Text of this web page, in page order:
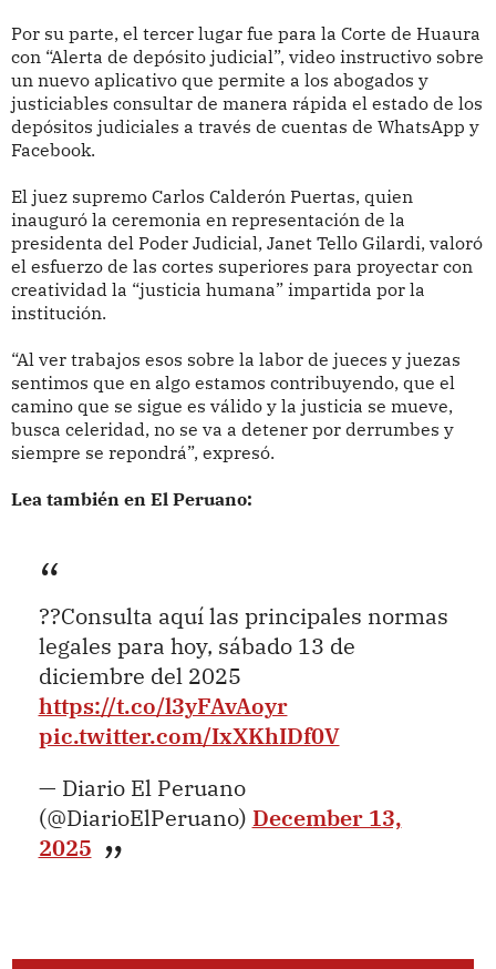
Por su parte, el tercer lugar fue para la Corte de Huaura
con “Alerta de depósito judicial”, video instructivo sobre
un nuevo aplicativo que permite a los abogados y
justiciables consultar de manera rápida el estado de los
depósitos judiciales a través de cuentas de WhatsApp y
Facebook.
El juez supremo Carlos Calderón Puertas, quien
inauguró la ceremonia en representación de la
presidenta del Poder Judicial, Janet Tello Gilardi, valoró
el esfuerzo de las cortes superiores para proyectar con
creatividad la “justicia humana” impartida por la
institución.
“Al ver trabajos esos sobre la labor de jueces y juezas
sentimos que en algo estamos contribuyendo, que el
camino que se sigue es válido y la justicia se mueve,
busca celeridad, no se va a detener por derrumbes y
siempre se repondrá”, expresó.
Lea también en El Peruano:
??Consulta aquí las principales normas
legales para hoy, sábado 13 de
diciembre del 2025
https://t.co/l3yFAvAoyr
pic.twitter.com/IxXKhIDf0V
— Diario El Peruano
(@DiarioElPeruano) December 13,
2025